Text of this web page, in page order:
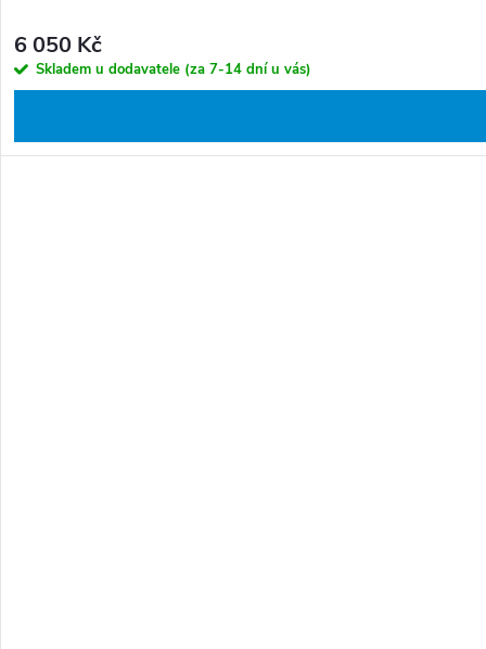
6 050 Kč
Skladem u dodavatele (za 7-14 dní u vás)